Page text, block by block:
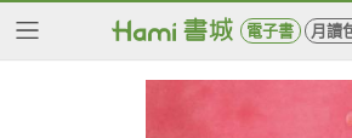
電子書 月讀